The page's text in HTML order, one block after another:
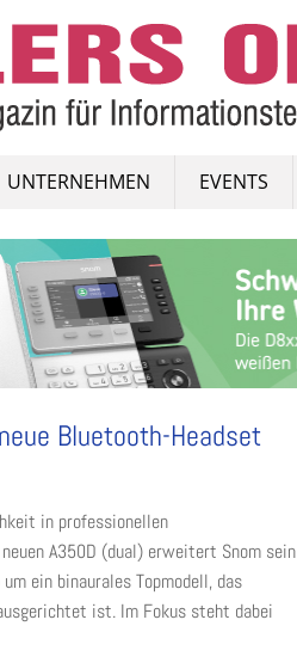
UNTERNEHMEN EVENTS
Bluetooth-Headset
in professionellen
A350D (dual) erweitert Snom sein
ein binaurales Topmodell, das
ist. Im Fokus steht dabei